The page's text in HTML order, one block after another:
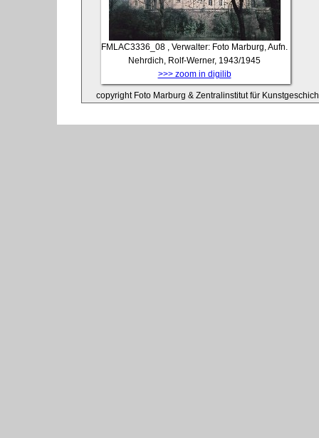
FMLAC3336_08
, Verwalter: Foto Marburg, Aufn.
Nehrdich, Rolf-Werner, 1943/1945
>>> zoom in digilib
copyright Foto Marburg & Zentralinstitut für